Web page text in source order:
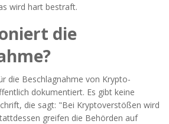
wird hart bestraft.
die
die Beschlagnahme von Krypto-
dokumentiert. Es gibt keine
die sagt: "Bei Kryptoverstößen wird
greifen die Behörden auf